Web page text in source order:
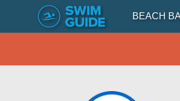
BEACH